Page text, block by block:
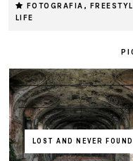
FOTOGRAFIA ,
LIFE
LOST AND NEVER FOUND